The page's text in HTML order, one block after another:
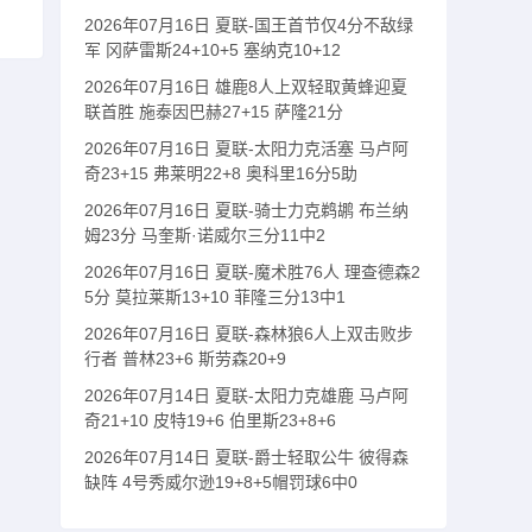
2026年07月16日 夏联-国王首节仅4分不敌绿
军 冈萨雷斯24+10+5 塞纳克10+12
2026年07月16日 雄鹿8人上双轻取黄蜂迎夏
联首胜 施泰因巴赫27+15 萨隆21分
2026年07月16日 夏联-太阳力克活塞 马卢阿
奇23+15 弗莱明22+8 奥科里16分5助
2026年07月16日 夏联-骑士力克鹈鹕 布兰纳
姆23分 马奎斯·诺威尔三分11中2
2026年07月16日 夏联-魔术胜76人 理查德森2
5分 莫拉莱斯13+10 菲隆三分13中1
2026年07月16日 夏联-森林狼6人上双击败步
行者 普林23+6 斯劳森20+9
2026年07月14日 夏联-太阳力克雄鹿 马卢阿
奇21+10 皮特19+6 伯里斯23+8+6
2026年07月14日 夏联-爵士轻取公牛 彼得森
缺阵 4号秀威尔逊19+8+5帽罚球6中0